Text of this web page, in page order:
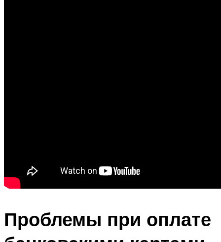
Проблемы при оплате